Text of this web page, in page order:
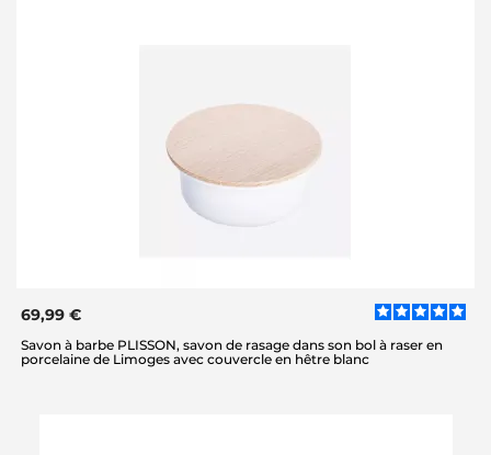
69,99 €
Savon à barbe PLISSON, savon de rasage dans son bol à raser en
porcelaine de Limoges avec couvercle en hêtre blanc